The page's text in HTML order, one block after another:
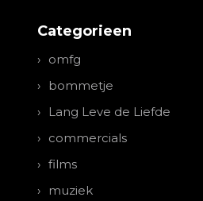
Categorieen
omfg
bommetje
Lang Leve de Liefde
commercials
films
muziek